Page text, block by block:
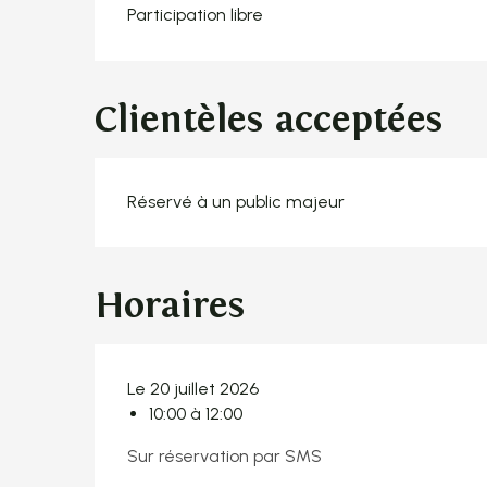
Participation libre
Clientèles acceptées
Réservé à un public majeur
Horaires
Le 20 juillet 2026
10:00 à 12:00
Sur réservation par SMS